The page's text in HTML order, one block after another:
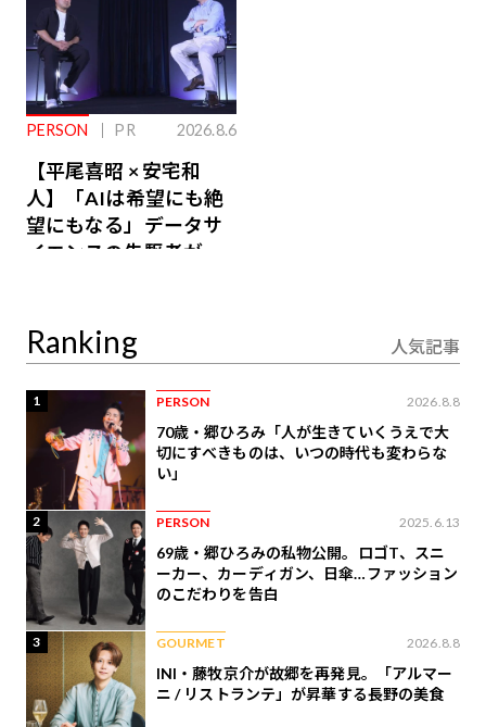
PERSON PR 2026.8.6
【平尾喜昭 × 安宅和
人】「AIは希望にも絶
望にもなる」データサ
イエンスの先駆者が語
Ranking 人気記事
1 PERSON 2026.8.8
70歳・郷ひろみ「人が生きていくうえで大
切にすべきものは、いつの時代も変わらな
い」
2 PERSON 2025.6.13
69歳・郷ひろみの私物公開。ロゴT、スニ
ーカー、カーディガン、日傘…ファッション
のこだわりを告白
3 GOURMET 2026.8.8
INI・藤牧京介が故郷を再発見。「アルマー
ニ / リストランテ」が昇華する長野の美食